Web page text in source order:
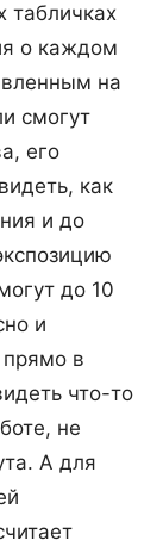
табличках
о каждом
на
смогут
его
как
и до
до 10
и
прямо в
что-то
не
А для